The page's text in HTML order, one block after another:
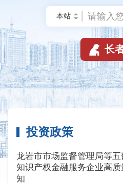
 长
投资政策
龙岩市市场监督管理局等
知识产权金融服务企业高
知